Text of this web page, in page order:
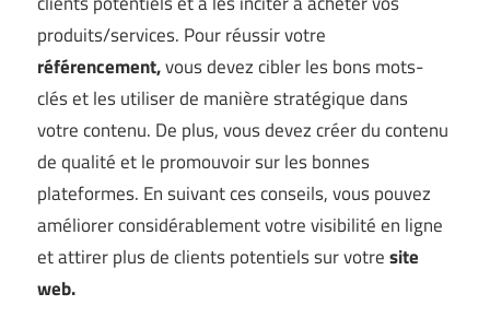
produits/services. Pour réussir votre
référencement,vous devez cibler les bons mots-
clés et les utiliser de manière stratégique dans
votre contenu. De plus, vous devez créer du contenu
de qualité et le promouvoir sur les bonnes
plateformes. En suivant ces conseils, vous pouvez
améliorer considérablement votre visibilité en ligne
et attirer plus de clients potentiels sur votresite
web.